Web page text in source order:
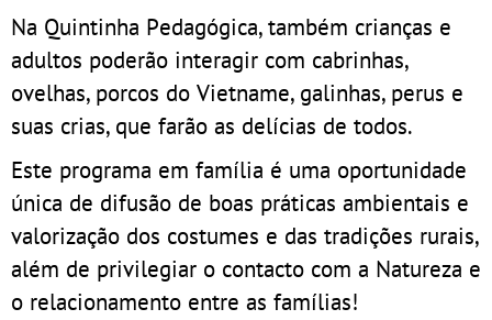
Na Quintinha Pedagógica, também crianças e
adultos poderão interagir com cabrinhas,
ovelhas, porcos do Vietname, galinhas, perus e
suas crias, que farão as delícias de todos.
Este programa em família é uma oportunidade
única de difusão de boas práticas ambientais e
valorização dos costumes e das tradições rurais,
além de privilegiar o contacto com a Natureza e
o relacionamento entre as famílias!